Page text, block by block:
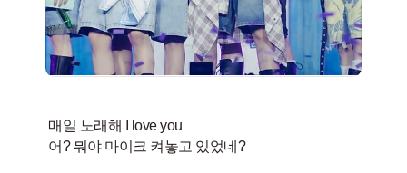
매일 노래해 I love you
어? 뭐야 마이크 켜놓고 있었네?